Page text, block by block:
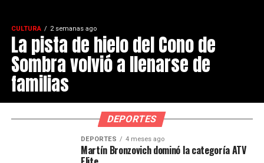
CULTURA 2 semanas ago
La pista de hielo del Cono de
Sombra volvió a llenarse de
familias
DEPORTES
DEPORTES 4 meses ago
Martín Bronzovich dominó la categoría ATV